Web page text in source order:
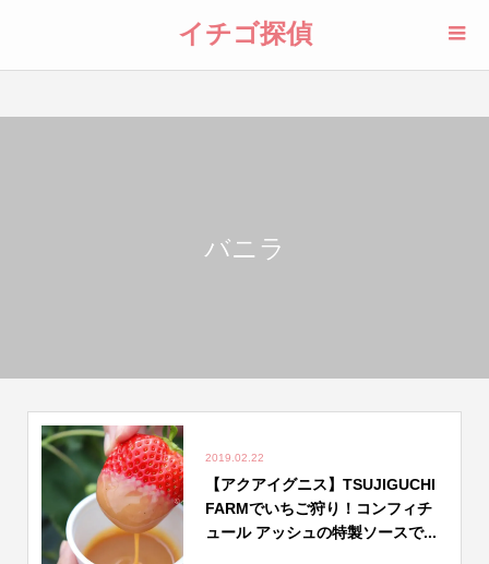
イチゴ探偵
バニラ
2019.02.22
【アクアイグニス】TSUJIGUCHI
FARMでいちご狩り！コンフィチ
ュール アッシュの特製ソースで...